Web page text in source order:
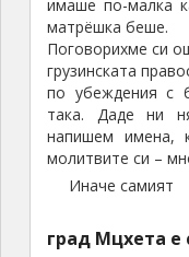
имаше по-малка
матрёшка беше.
Поговорихме си
грузинската
по убеждения с
така. Даде ни
напишем имена,
молитвите си –
Иначе самият
град Мцхета е